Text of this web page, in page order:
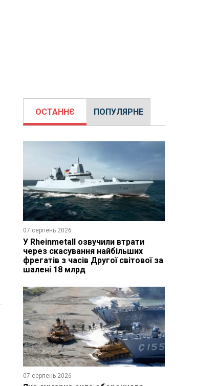
ОСТАННЄ ПОПУЛЯРНЕ
07 серпень 2026
У Rheinmetall озвучили втрати
через скасування найбільших
фрегатів з часів Другої світової за
шалені 18 млрд
07 серпень 2026